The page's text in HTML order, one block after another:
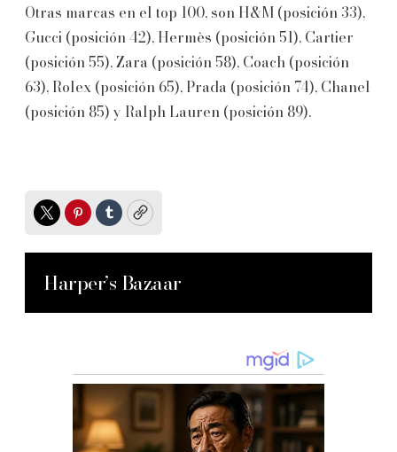
Otras marcas en el top 100, son H&M (posición 33),
Gucci (posición 42), Hermès (posición 51), Cartier
(posición 55), Zara (posición 58), Coach (posición
63), Rolex (posición 65), Prada (posición 74), Chanel
(posición 85) y Ralph Lauren (posición 89).
TwitterPinterest
TumblrCopy
Harper’s Bazaar